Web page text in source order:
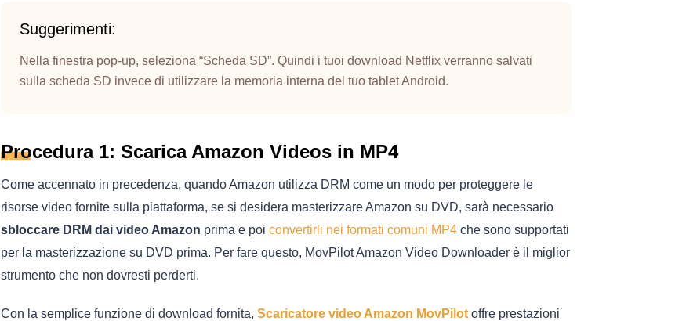
Suggerimenti:
Nella finestra pop-up, seleziona “Scheda SD”. Quindi i tuoi download Netflix verranno salvati
sulla scheda SD invece di utilizzare la memoria interna del tuo tablet Android.
Procedura 1: Scarica Amazon Videos in MP4
Come accennato in precedenza, quando Amazon utilizza DRM come un modo per proteggere le
risorse video fornite sulla piattaforma, se si desidera masterizzare Amazon su DVD, sarà necessario
sbloccare DRM dai video Amazon prima e poi convertirli nei formati comuni MP4 che sono supportati
per la masterizzazione su DVD prima. Per fare questo, MovPilot Amazon Video Downloader è il miglior
strumento che non dovresti perderti.
Con la semplice funzione di download fornita, Scaricatore video Amazon MovPilot offre prestazioni